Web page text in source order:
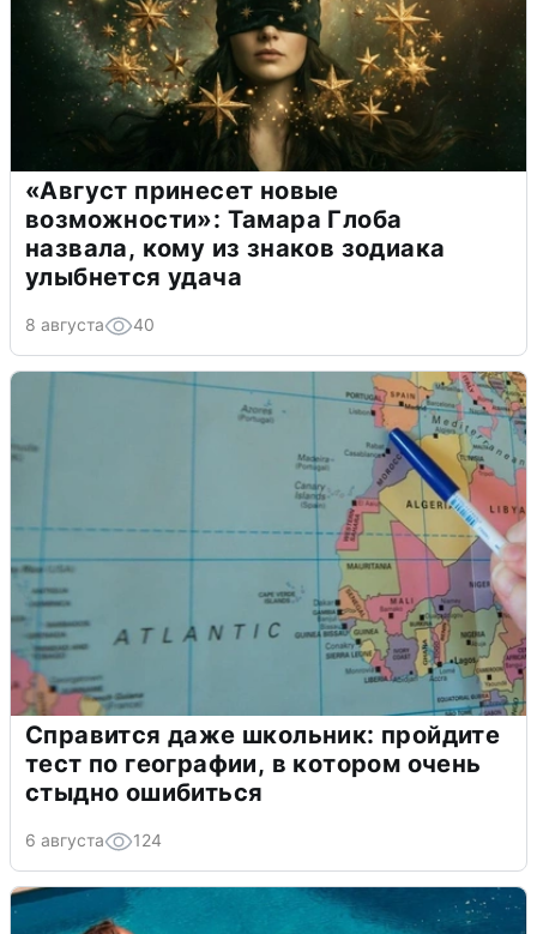
«Август принесет новые
возможности»: Тамара Глоба
назвала, кому из знаков зодиака
улыбнется удача
8 августа 40
Справится даже школьник: пройдите
тест по географии, в котором очень
стыдно ошибиться
6 августа 124